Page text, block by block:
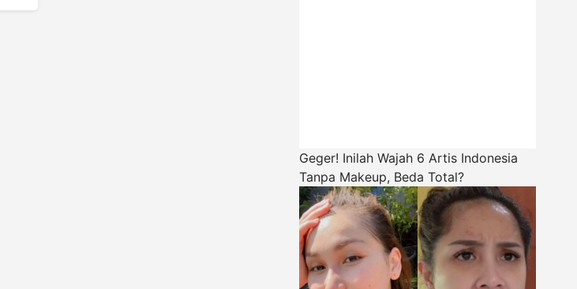
Geger! Inilah Wajah 6 Artis Indonesia
Tanpa Makeup, Beda Total?